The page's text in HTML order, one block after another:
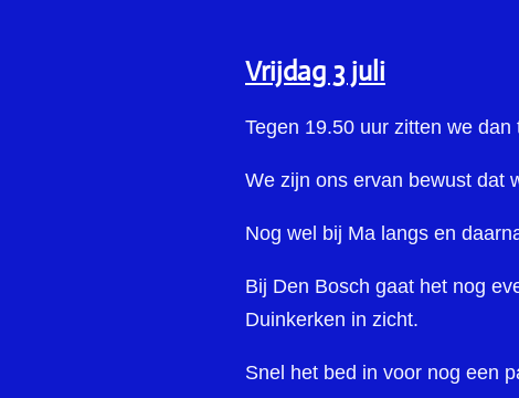
Vrijdag 3 juli
Tegen 19.50 uur zitten we
We zijn ons ervan bewust dat
Nog wel bij Ma langs en
Bij Den Bosch gaat het nog
Duinkerken in zicht.
Snel het bed in voor nog een